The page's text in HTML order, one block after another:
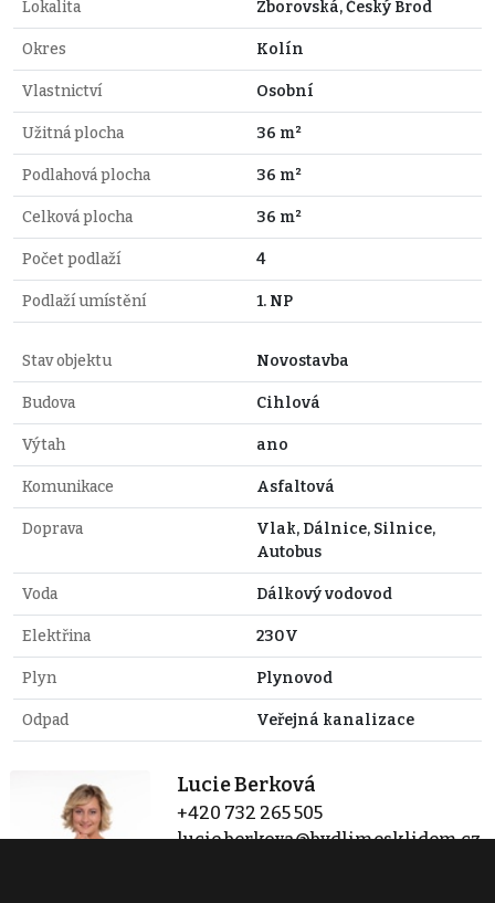
Lokalita Zborovská, Český Brod
Okres Kolín
Vlastnictví Osobní
Užitná plocha 36 m²
Podlahová plocha 36 m²
Celková plocha 36 m²
Počet podlaží 4
Podlaží umístění 1. NP
Stav objektu Novostavba
Budova Cihlová
Výtah ano
Komunikace Asfaltová
Doprava
Vlak, Dálnice, Silnice,
Autobus
Voda Dálkový vodovod
Elektřina 230V
Plyn Plynovod
Odpad Veřejná kanalizace
Lucie Berková
+420 732 265 505
lucie.berkova@bydlimesklidem.cz